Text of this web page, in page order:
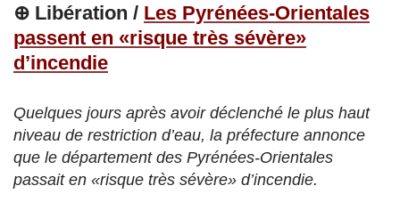
⊕ Libération / Les Pyrénées-Orientales
passent en «risque très sévère»
d’incendie
Quelques jours après avoir déclenché le plus haut
niveau de restriction d’eau, la préfecture annonce
que le département des Pyrénées-Orientales
passait en «risque très sévère» d’incendie.